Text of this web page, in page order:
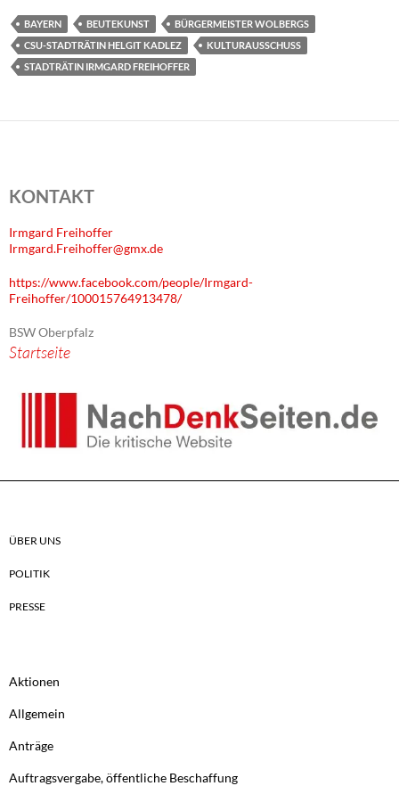
BAYERN BEUTEKUNST
BÜRGERMEISTER WOLBERGS
CSU-STADTRÄTIN HELGIT KADLEZ
KULTURAUSSCHUSS
STADTRÄTIN IRMGARD FREIHOFFER
KONTAKT
Irmgard Freihoffer
Irmgard.Freihoffer@gmx.de
https://www.facebook.com/people/Irmgard-
Freihoffer/100015764913478/
BSW Oberpfalz
Startseite
ÜBER UNS
POLITIK
PRESSE
Aktionen
Allgemein
Anträge
Auftragsvergabe, öffentliche Beschaffung